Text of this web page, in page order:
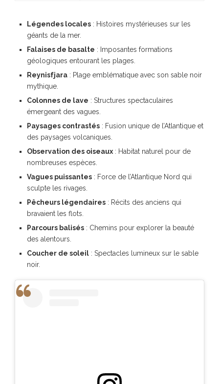
Légendes locales : Histoires mystérieuses sur les
géants de la mer.
Falaises de basalte : Imposantes formations
géologiques entourant les plages.
Reynisfjara : Plage emblématique avec son sable noir
mythique.
Colonnes de lave : Structures spectaculaires
émergeant des vagues.
Paysages contrastés : Fusion unique de l’Atlantique et
des paysages volcaniques.
Observation des oiseaux : Habitat naturel pour de
nombreuses espèces.
Vagues puissantes : Force de l’Atlantique Nord qui
sculpte les rivages.
Pêcheurs légendaires : Récits des anciens qui
bravaient les flots.
Parcours balisés : Chemins pour explorer la beauté
des alentours.
Coucher de soleil : Spectacles lumineux sur le sable
noir.